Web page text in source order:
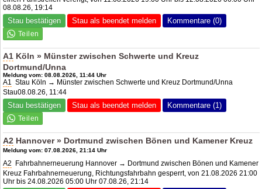
08.08.26, 19:14
Stau bestätigen Stau als beendet melden Kommentare (0)
A1 Köln » Münster zwischen Schwerte und Kreuz
Dortmund/Unna
Meldung vom: 08.08.2026, 11:44 Uhr
A1 Stau Köln → Münster zwischen Schwerte und Kreuz Dortmund/Unna
Stau08.08.26, 11:44
Stau bestätigen Stau als beendet melden Kommentare (1)
A2 Hannover » Dortmund zwischen Bönen und Kamener Kreuz
Meldung vom: 07.08.2026, 21:14 Uhr
A2
Fahrbahnerneuerung Hannover → Dortmund zwischen Bönen und Kamener
Kreuz Fahrbahnerneuerung, Richtungsfahrbahn gesperrt, von 21.08.2026 21:00
Uhr bis 24.08.2026 05:00 Uhr 07.08.26, 21:14